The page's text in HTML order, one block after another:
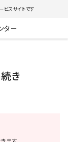
スサイトです
ター
き